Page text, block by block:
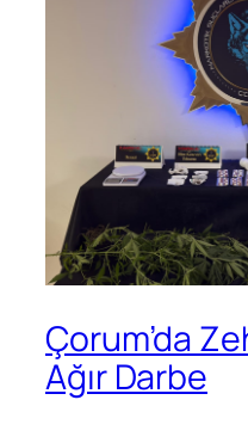
Çorum’da
Ağır Darbe